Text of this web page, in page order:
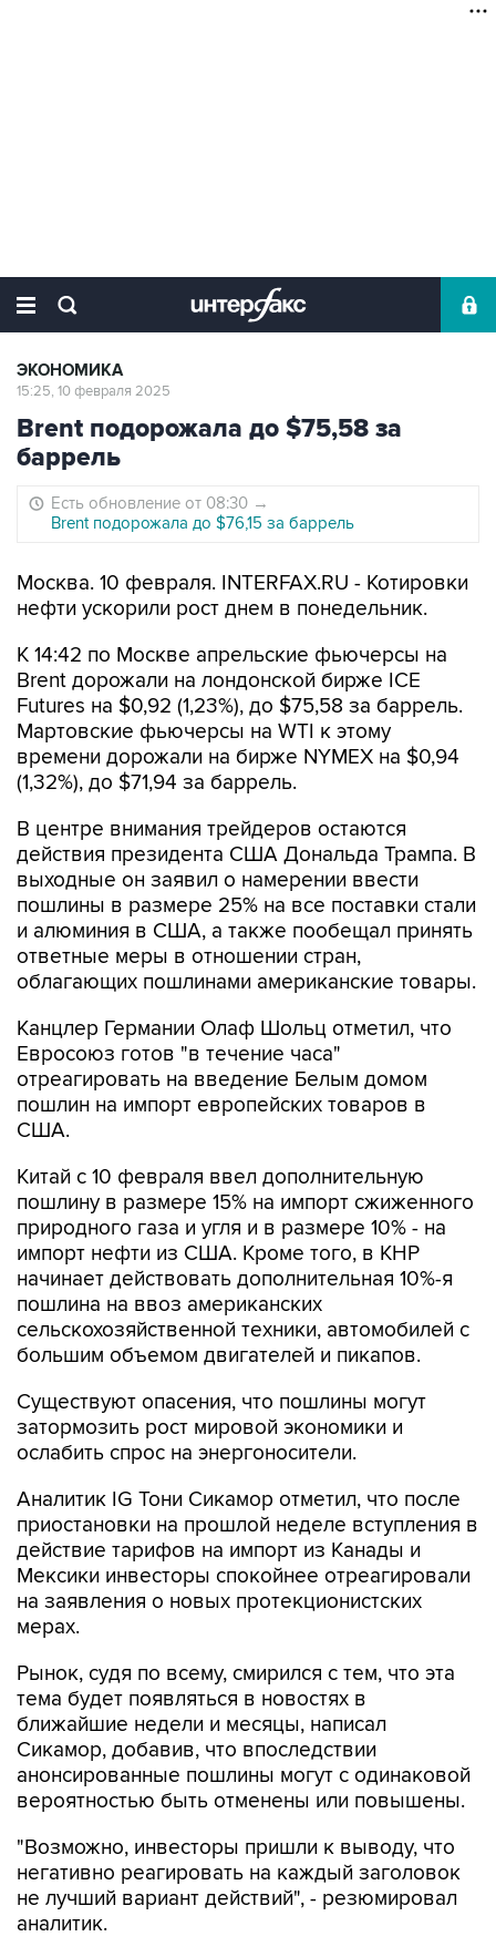
ЭКОНОМИКА
15:25, 10 февраля 2025
Brent подорожала до $75,58 за
баррель
Есть обновление от 08:30 →
Brent подорожала до $76,15 за баррель
Москва. 10 февраля. INTERFAX.RU - Котировки
нефти ускорили рост днем в понедельник.
К 14:42 по Москве апрельские фьючерсы на
Brent дорожали на лондонской бирже ICE
Futures на $0,92 (1,23%), до $75,58 за баррель.
Мартовские фьючерсы на WTI к этому
времени дорожали на бирже NYMEX на $0,94
(1,32%), до $71,94 за баррель.
В центре внимания трейдеров остаются
действия президента США Дональда Трампа. В
выходные он заявил о намерении ввести
пошлины в размере 25% на все поставки стали
и алюминия в США, а также пообещал принять
ответные меры в отношении стран,
облагающих пошлинами американские товары.
Канцлер Германии Олаф Шольц отметил, что
Евросоюз готов "в течение часа"
отреагировать на введение Белым домом
пошлин на импорт европейских товаров в
США.
Китай с 10 февраля ввел дополнительную
пошлину в размере 15% на импорт сжиженного
природного газа и угля и в размере 10% - на
импорт нефти из США. Кроме того, в КНР
начинает действовать дополнительная 10%-я
пошлина на ввоз американских
сельскохозяйственной техники, автомобилей с
большим объемом двигателей и пикапов.
Существуют опасения, что пошлины могут
затормозить рост мировой экономики и
ослабить спрос на энергоносители.
Аналитик IG Тони Сикамор отметил, что после
приостановки на прошлой неделе вступления в
действие тарифов на импорт из Канады и
Мексики инвесторы спокойнее отреагировали
на заявления о новых протекционистских
мерах.
Рынок, судя по всему, смирился с тем, что эта
тема будет появляться в новостях в
ближайшие недели и месяцы, написал
Сикамор, добавив, что впоследствии
анонсированные пошлины могут с одинаковой
вероятностью быть отменены или повышены.
"Возможно, инвесторы пришли к выводу, что
негативно реагировать на каждый заголовок
не лучший вариант действий", - резюмировал
аналитик.